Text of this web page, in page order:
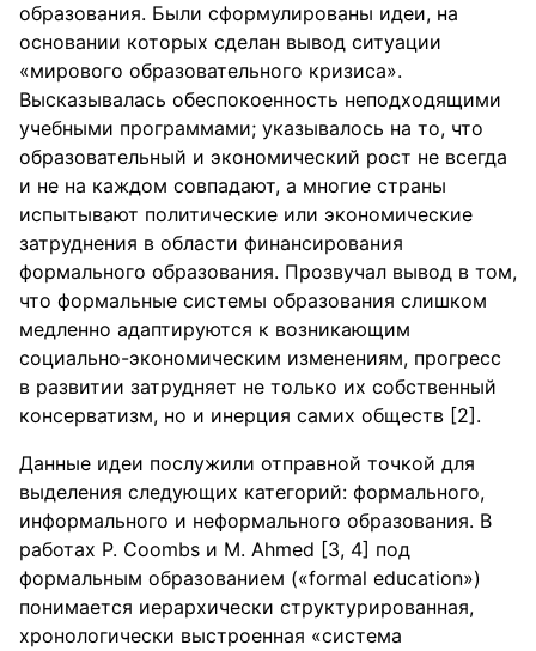
образования. Были сформулированы идеи, на
основании которых сделан вывод ситуации
«мирового образовательного кризиса».
Высказывалась обеспокоенность неподходящими
учебными программами; указывалось на то, что
образовательный и экономический рост не всегда
и не на каждом совпадают, а многие страны
испытывают политические или экономические
затруднения в области финансирования
формального образования. Прозвучал вывод в том,
что формальные системы образования слишком
медленно адаптируются к возникающим
социально-экономическим изменениям, прогресс
в развитии затрудняет не только их собственный
консерватизм, но и инерция самих обществ [2].
Данные идеи послужили отправной точкой для
выделения следующих категорий: формального,
информального и неформального образования. В
работах P. Coombs и M. Ahmed [3, 4] под
формальным образованием («formal education»)
понимается иерархически структурированная,
хронологически выстроенная «система